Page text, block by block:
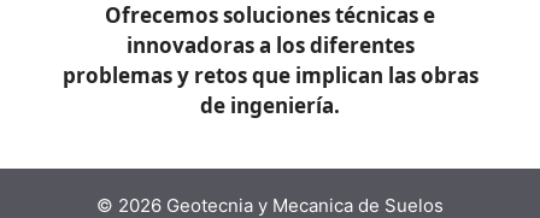
Ofrecemos soluciones técnicas e
innovadoras a los diferentes
problemas y retos que implican las obras
de ingeniería.
© 2026 Geotecnia y Mecanica de Suelos